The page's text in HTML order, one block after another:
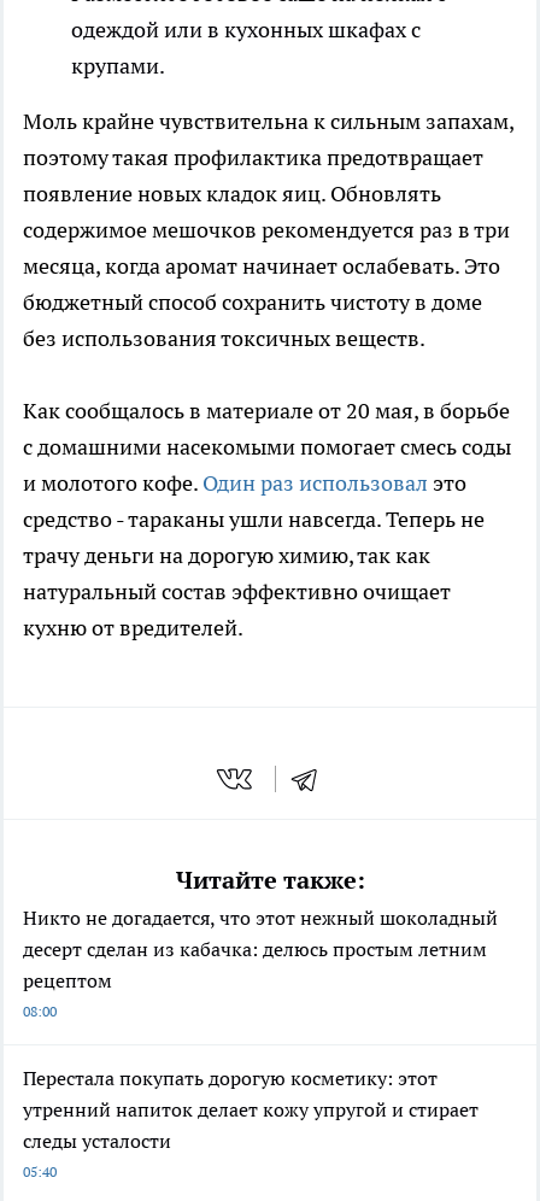
одеждой или в кухонных шкафах с
крупами.
Моль крайне чувствительна к сильным запахам,
поэтому такая профилактика предотвращает
появление новых кладок яиц. Обновлять
содержимое мешочков рекомендуется раз в три
месяца, когда аромат начинает ослабевать. Это
бюджетный способ сохранить чистоту в доме
без использования токсичных веществ.
Как сообщалось в материале от 20 мая, в борьбе
с домашними насекомыми помогает смесь соды
и молотого кофе. Один раз использовал это
средство - тараканы ушли навсегда. Теперь не
трачу деньги на дорогую химию, так как
натуральный состав эффективно очищает
кухню от вредителей.
Читайте также:
Никто не догадается, что этот нежный шоколадный
десерт сделан из кабачка: делюсь простым летним
рецептом
08:00
Перестала покупать дорогую косметику: этот
утренний напиток делает кожу упругой и стирает
следы усталости
05:40